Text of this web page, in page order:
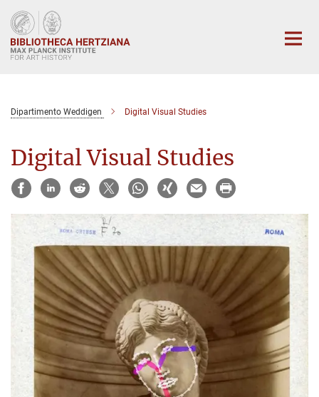
Main-
Content
Dipartimento Weddigen Digital Visual Studies
Digital Visual Studies